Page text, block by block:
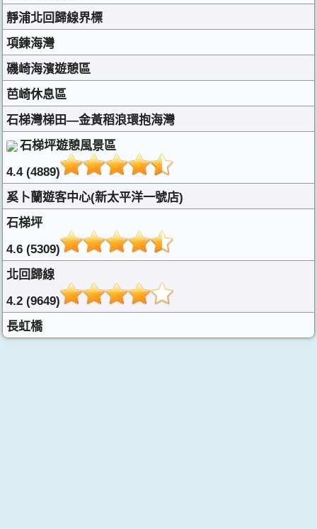
靜浦北回歸線界標
項鍊海灣
磯崎海濱遊憩區
芭崎休息區
石梯灣梯田—金黃稻浪環抱海灣
石梯坪遊憩風景區
4.4 (4889)
奚卜蘭遊客中心(新太平洋一號店)
石梯坪
4.6 (5309)
北回歸線
4.2 (9649)
長虹橋